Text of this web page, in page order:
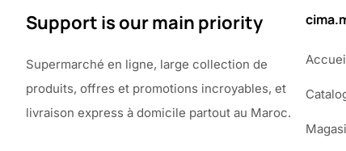
Support is our main priority
Supermarché en ligne, large collection de
produits, offres et promotions incroyables, et
livraison express à domicile partout au Maroc.